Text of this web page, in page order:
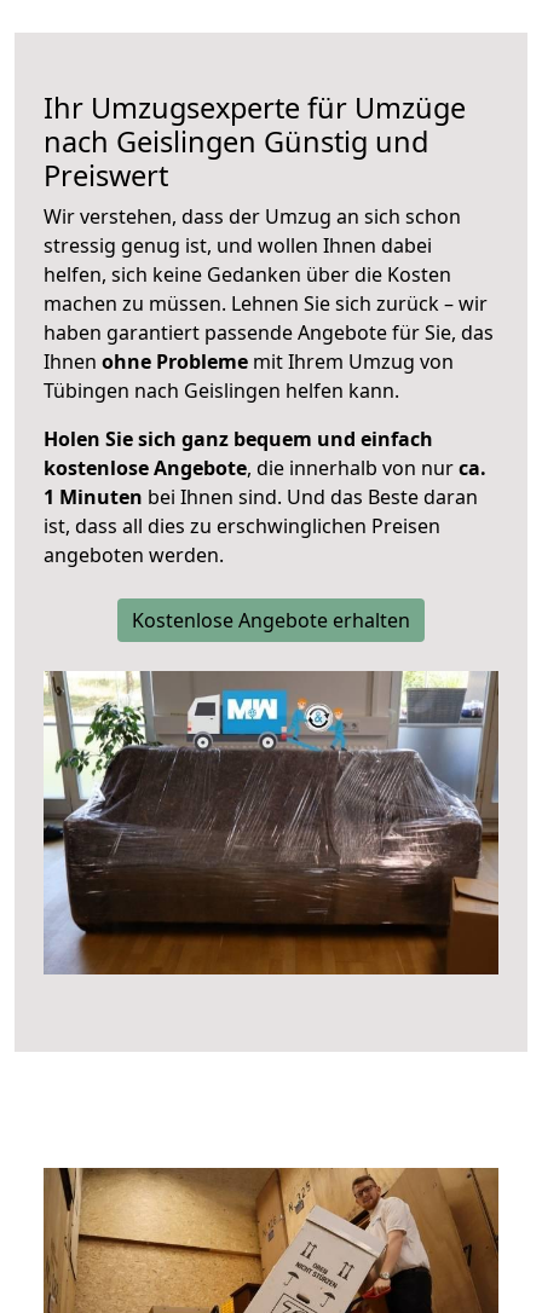
Ihr Umzugsexperte für Umzüge
nach Geislingen Günstig und
Preiswert
Wir verstehen, dass der Umzug an sich schon
stressig genug ist, und wollen Ihnen dabei
helfen, sich keine Gedanken über die Kosten
machen zu müssen. Lehnen Sie sich zurück – wir
haben garantiert passende Angebote für Sie, das
Ihnen ohne Probleme mit Ihrem Umzug von
Tübingen nach Geislingen helfen kann.
Holen Sie sich ganz bequem und einfach
kostenlose Angebote, die innerhalb von nurca.
1 Minuten bei Ihnen sind. Und das Beste daran
ist, dass all dies zu erschwinglichen Preisen
angeboten werden.
Kostenlose Angebote erhalten